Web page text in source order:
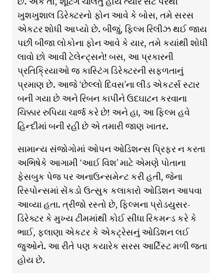
ખુશખુશાલ ડિરેક્ટરનો ફોન આવે કે બોસ, તમે સરસ
એકટર શોધી આપ્યો છે. બીજું, ફિલ્મ રિલીઝ થઈ જાય
પછી બીજા લોકોના ફોન આવે કે યાર, તમે કયાંથી શોધી
લાવો છો આવી ટેલેન્ટ્સને! બસ, આ પ્રકારની
પ્રતિક્રિયાઓ જ કાસ્ટિંગ ડિરેક્ટરની સફ્ળતાનું
પ્રમાણ છે. આજે ‘છેલ્લો દિવસ’ના લીડ એકટર્સ સ્ટાર
બની ગયા છે અને રિબન કાપીને ઉદઘાટન કરવાના
ચિક્કાર રુપિયા ચાર્જ કરે છે! અને હા, આ ફ્લ્મિ હવે
હિન્દીમાં બની રહી છે એ તમારી જાણ ખાતર.
સામાન્ય સંજોગોમાં ઓપન ઓડિશન્સ પ્રિફર ન કરતા
અભિષેકે આગામી ‘આઈ વિશ’ માટે એમણે પોતાના
ફેસબુક પેજ પર અનાઉન્સમેન્ટ કરી હતી, જેના
રિસ્પોન્સમાં સેંકડો ઉત્સુક કલાકારો ઓડિશન આપવા
આવ્યા હતા. ત્રીજો રસ્તો છે, ફિલ્મના પ્રોડયુસર-
ડિરેક્ટર કે મુખ્ય ટીમમાંથી કોઈ સીધા રિકમન્ડ કરે કે
ભાઈ, ફ્લાણા એકટર કે એકટ્રેસનું ઓડિશન લઈ
જુઓને. આ રીતે પણ કયારેક સરસ આર્ટિસ્ટ મળી જતા
હોય છે.